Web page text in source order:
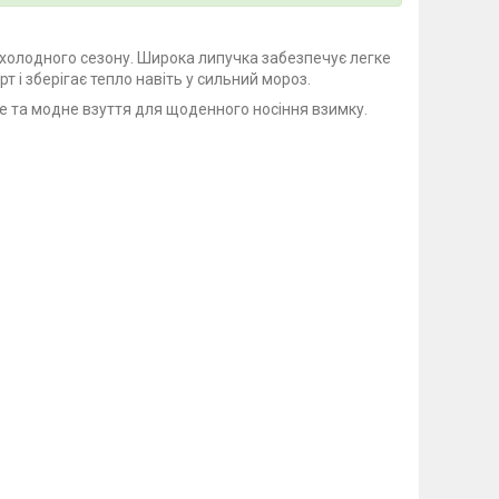
сезону. Широка липучка забезпечує легке
і зберігає тепло навіть у сильний мороз.
та модне взуття для щоденного носіння взимку.